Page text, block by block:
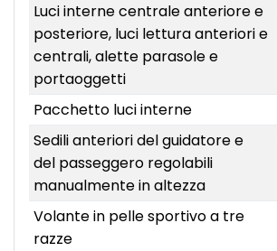
Luci interne centrale anteriore e
posteriore, luci lettura anteriori e
centrali, alette parasole e
portaoggetti
Pacchetto luci interne
Sedili anteriori del guidatore e
del passeggero regolabili
manualmente in altezza
Volante in pelle sportivo a tre
razze